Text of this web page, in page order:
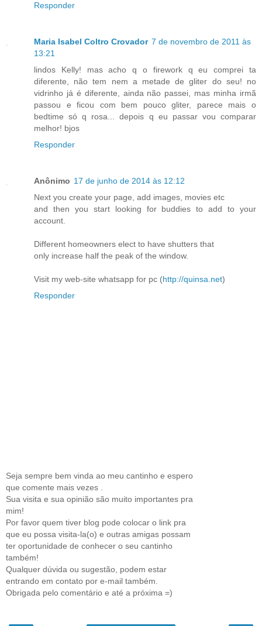
Responder
Maria Isabel Coltro Crovador 7 de novembro de 2011 às
13:21
lindos Kelly! mas acho q o firework q eu comprei ta
diferente, não tem nem a metade de gliter do seu! no
vidrinho já é diferente, ainda não passei, mas minha irmã
passou e ficou com bem pouco gliter, parece mais o
bedtime só q rosa... depois q eu passar vou comparar
melhor! bjos
Responder
Anônimo 17 de junho de 2014 às 12:12
Next you create your page, add images, movies etc
and then you start looking for buddies to add to your
account.
Different homeowners elect to have shutters that
only increase half the peak of the window.
Visit my web-site whatsapp for pc (http://quinsa.net)
Responder
Seja sempre bem vinda ao meu cantinho e espero
que comente mais vezes .
Sua visita e sua opinião são muito importantes pra
mim!
Por favor quem tiver blog pode colocar o link pra
que eu possa visita-la(o) e outras amigas possam
ter oportunidade de conhecer o seu cantinho
também!
Qualquer dúvida ou sugestão, podem estar
entrando em contato por e-mail também.
Obrigada pelo comentário e até a próxima =)